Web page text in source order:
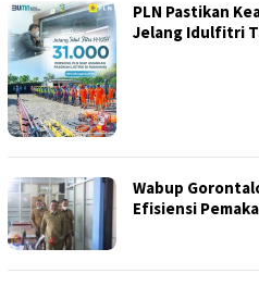
PLN Pastikan
Jelang Idulfitri
Wabup
Efisiensi